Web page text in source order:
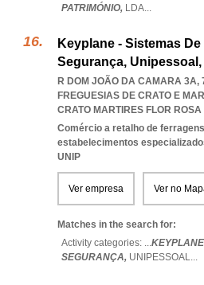
PATRIMÓNIO, LDA...
Keyplane - Sistemas
Segurança,
R DOM JOÃO DA CAMARA 3A,
FREGUESIAS DE CRATO E
CRATO MARTIRES FLOR ROSA
Comércio a retalho de
estabelecimentos
UNIP
Ver empresa Ver no
Matches in the search for:
Activity categories: ...
SEGURANÇA, UNIPESSOAL...